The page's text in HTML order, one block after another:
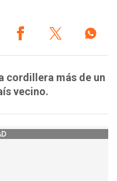
cordillera más de un
vecino.